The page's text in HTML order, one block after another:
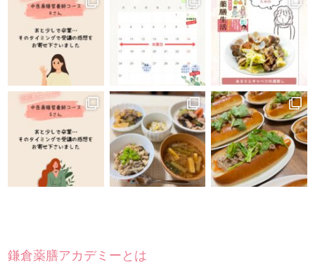
鎌倉薬膳アカデミーとは